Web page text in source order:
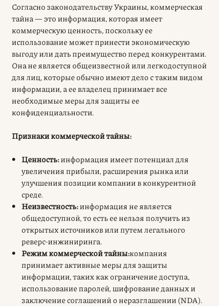
Согласно законодательству Украины, коммерческая
тайна — это информация, которая имеет
коммерческую ценность, поскольку ее
использование может принести экономическую
выгоду или дать преимущество перед конкурентами.
Она не является общеизвестной или легкодоступной
для лиц, которые обычно имеют дело с таким видом
информации, а ее владелец принимает все
необходимые меры для защиты ее
конфиденциальности.
Признаки коммерческой тайны:
Ценность:информация имеет потенциал для
увеличения прибыли, расширения рынка или
улучшения позиции компании в конкурентной
среде.
Неизвестность:информация не является
общедоступной, то есть ее нельзя получить из
открытых источников или путем легального
реверс-инжиниринга.
Режим коммерческой тайны:компания
принимает активные меры для защиты
информации, таких как ограничение доступа,
использование паролей, шифрование данных и
заключение соглашений о неразглашении (NDA).